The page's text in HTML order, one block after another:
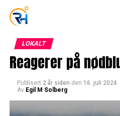
LOKALT
Reagerer på
Publisert 2 år siden den 16. juli 2024
Av Egil M Solberg